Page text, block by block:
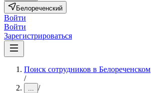
Белореченский
Войти
Войти
Зарегистрироваться
Поиск сотрудников в Белореченском
/
... /